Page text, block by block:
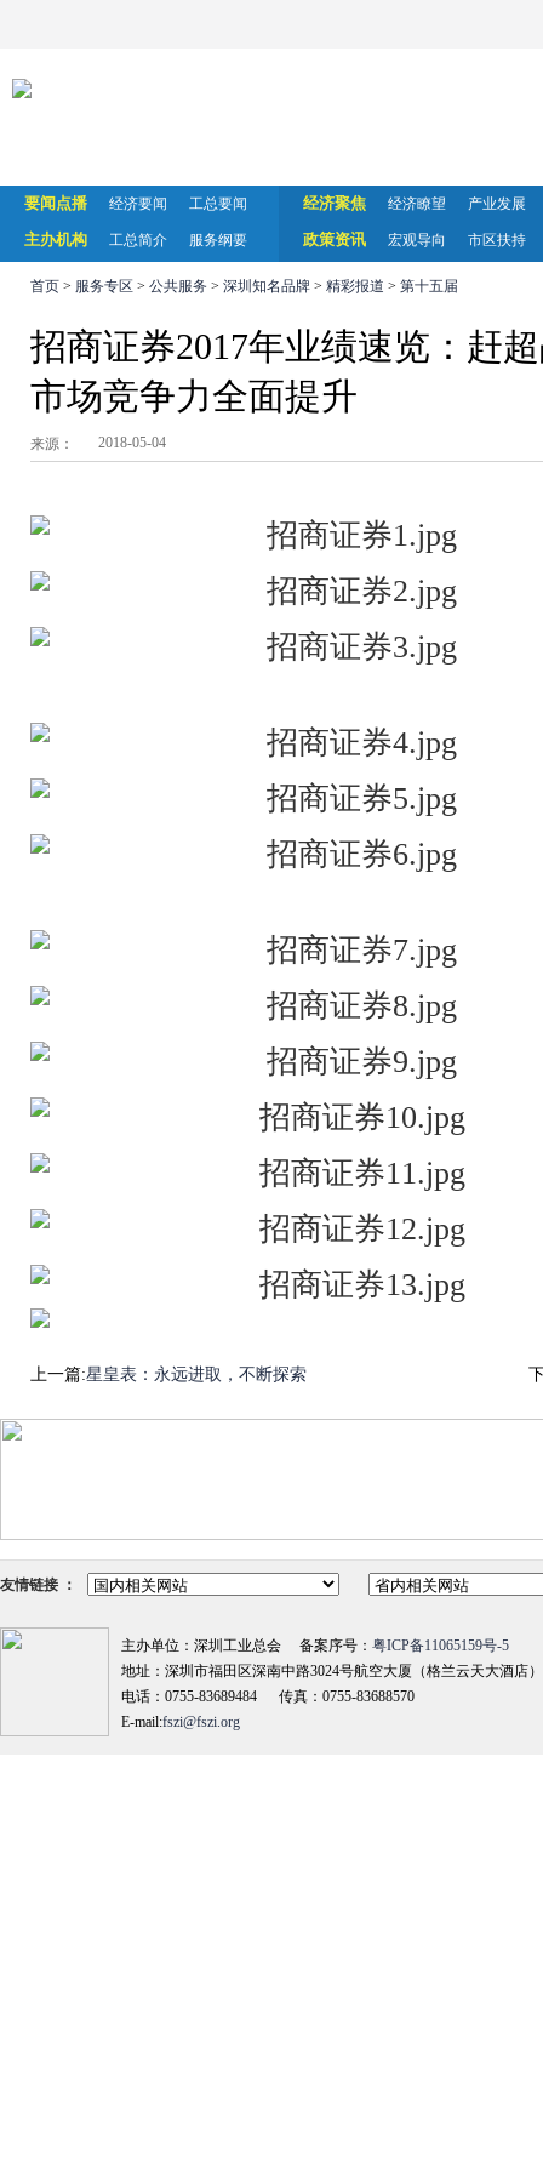
要闻点播 经济要闻 工总要闻
主办机构 工总简介 服务纲要
经济聚焦 经济瞭望 产业发展
政策资讯 宏观导向 市区扶持
首页 > 服务专区 > 公共服务 > 深圳知名品牌 > 精彩报道 > 第十五届
招商证券2017年业绩速览：赶
市场竞争力全面提升
来源： 2018-05-04
上一篇:星皇表：永远进取，不断探索
友情链接 ：
主办单位：深圳工业总会 备案序号： 粤ICP备11065159号-5
地址：深圳市福田区深南中路3024号航空大厦（格兰云天大酒店
电话：0755-83689484 传真：0755-83688570
E-mail:fszi@fszi.org